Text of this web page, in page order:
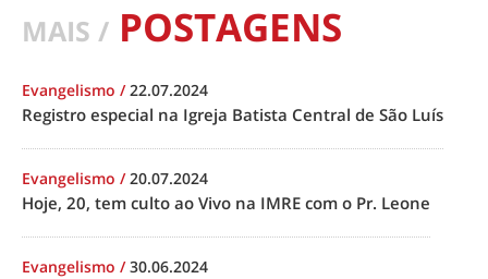
MAIS / POSTAGENS
Evangelismo /22.07.2024
Registro especial na Igreja Batista Central de São Luís
Evangelismo /20.07.2024
Hoje, 20, tem culto ao Vivo na IMRE com o Pr. Leone
Evangelismo /30.06.2024